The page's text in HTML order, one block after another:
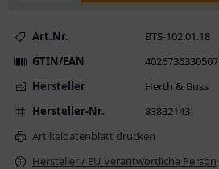
Art.Nr.
BTS-102.01.18
GTIN/EAN
4026736330507
Hersteller
Herth & Buss
Hersteller-Nr.
83832143
Artikeldatenblatt drucken
Hersteller / EU Verantwortliche Person